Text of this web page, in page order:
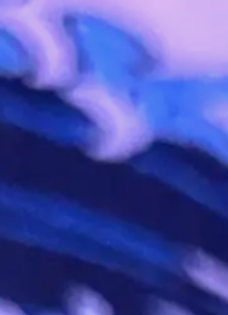
Kategooriad
Ostukorv